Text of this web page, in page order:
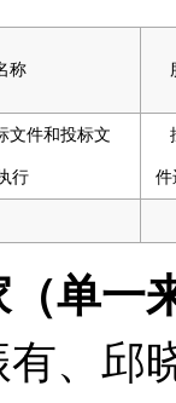
称
文件和投标文
行
单一
、邱